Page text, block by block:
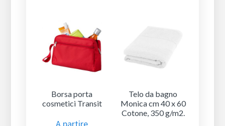
Borsa porta
cosmetici Transit
Telo da bagno
Monica cm 40 x 60
Cotone, 350 g/m2.